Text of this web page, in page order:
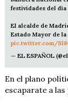
festividades del
El alcalde de
Estado Mayor de
pic.twitter.com/
— EL ESPAÑOL
En el plano
escaparate a